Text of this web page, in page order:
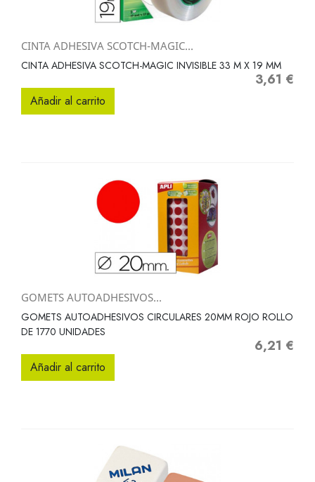
CINTA ADHESIVA SCOTCH-MAGIC...
CINTA ADHESIVA SCOTCH-MAGIC INVISIBLE 33 M X 19 MM
Precio
3,61 €
Añadir al carrito
GOMETS AUTOADHESIVOS...
GOMETS AUTOADHESIVOS CIRCULARES 20MM ROJO ROLLO
DE 1770 UNIDADES
Precio
6,21 €
Añadir al carrito